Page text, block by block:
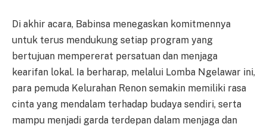
Di akhir acara, Babinsa menegaskan komitmennya
untuk terus mendukung setiap program yang
bertujuan mempererat persatuan dan menjaga
kearifan lokal. Ia berharap, melalui Lomba Ngelawar ini,
para pemuda Kelurahan Renon semakin memiliki rasa
cinta yang mendalam terhadap budaya sendiri, serta
mampu menjadi garda terdepan dalam menjaga dan